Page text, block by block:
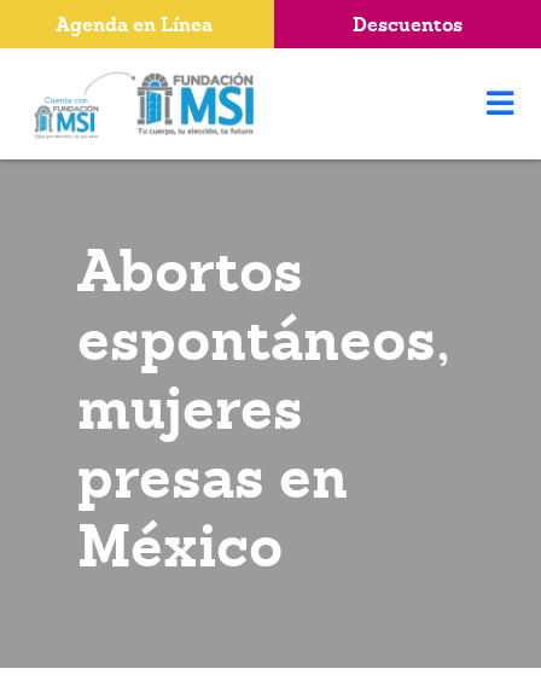
Abortos
espontáneos,
mujeres
presas en
México
Agenda en Línea Descuentos